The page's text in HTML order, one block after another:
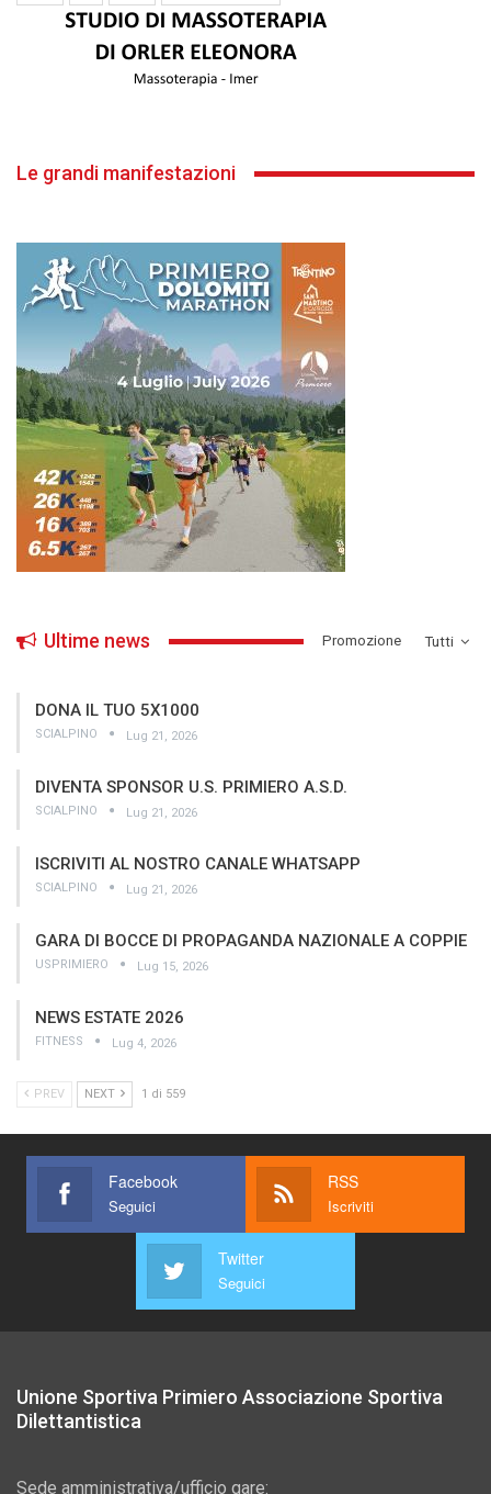
Le grandi manifestazioni
Tutti
Ultime news ­Promozione
DONA IL TUO 5X1000
SCIALPINO Lug 21, 2026
DIVENTA SPONSOR U.S. PRIMIERO A.S.D.
SCIALPINO Lug 21, 2026
ISCRIVITI AL NOSTRO CANALE WHATSAPP
SCIALPINO Lug 21, 2026
GARA DI BOCCE DI PROPAGANDA NAZIONALE A COPPIE
USPRIMIERO Lug 15, 2026
NEWS ESTATE 2026
FITNESS Lug 4, 2026
PREV NEXT 1 di 559
Facebook
Seguici
RSS
Iscriviti
Twitter
Seguici
Unione Sportiva Primiero Associazione Sportiva
Dilettantistica
Sede amministrativa/ufficio gare: